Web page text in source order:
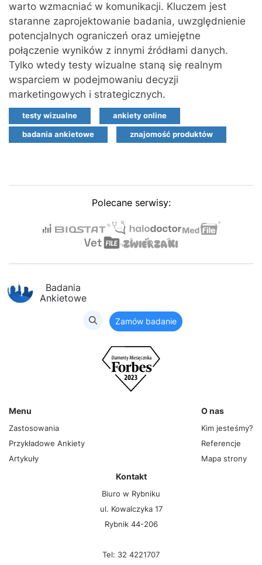
warto wzmacniać w komunikacji. Kluczem jest
staranne zaprojektowanie badania, uwzględnienie
potencjalnych ograniczeń oraz umiejętne
połączenie wyników z innymi źródłami danych.
Tylko wtedy testy wizualne staną się realnym
wsparciem w podejmowaniu decyzji
marketingowych i strategicznych.
testy wizualne ankiety online
badania ankietowe znajomość produktów
Polecane serwisy:
Badania
Ankietowe
Zamów badanie
Menu
Zastosowania
Przykładowe Ankiety
Artykuły
O nas
Kim jesteśmy?
Referencje
Mapa strony
Kontakt
Biuro w Rybniku
ul. Kowalczyka 17
Rybnik 44-206
Tel: 32 4221707